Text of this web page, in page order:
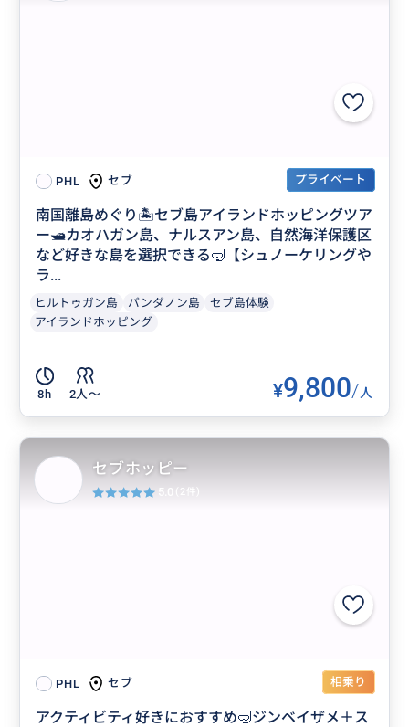
PHL セブ プライベート
南国離島めぐり🏝️セブ島アイランドホッピングツア
ー🛥️カオハガン島、ナルスアン島、自然海洋保護区
など好きな島を選択できる🤿【シュノーケリングや
ラ...
ヒルトゥガン島 パンダノン島
セブ島体験
アイランドホッピング
8h 2人〜 ¥9,800/人
PHL セブ 相乗り
アクティビティ好きにおすすめ🤿ジンベイザメ＋ス
セブホッピー
5.0 (2件)